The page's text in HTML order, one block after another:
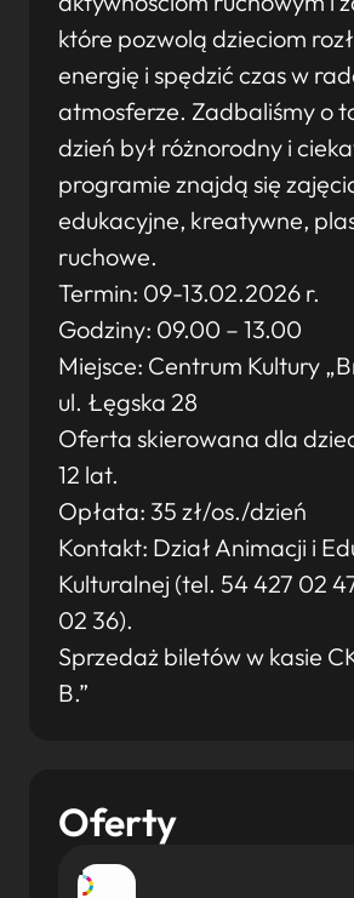
które pozwolą dzieciom
energię i spędzić czas w
atmosferze. Zadbaliśmy o
dzień był różnorodny i
programie znajdą się
edukacyjne, kreatywne,
ruchowe.
Termin: 09-13.02.2026 r.
Godziny: 09.00 – 13.00
Miejsce: Centrum Kultury
ul. Łęgska 28
Oferta skierowana dla
12 lat.
Opłata: 35 zł/os./dzień
Kontakt: Dział Animacji i
Kulturalnej (tel. 54 427 02
02 36).
Sprzedaż biletów w kasie
B.”
Oferty